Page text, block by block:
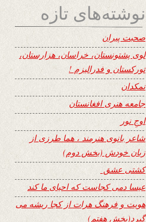
نوشته‌های تازه
صحبت پیران
لوی پشتونستان، خراسان، هزارستان،
تورکستان و فدرالیزم !
نمکدان
جامعه هنری افغانستان
اوجِ نور
شاعر بانوی هنرمند ، هما طرزی از
زبان خودش (بخش دوم)
کشتی عشق
عیسا دمی کجاست که احیای ما کند
هویت و فرهنگ هرات از کجا ریشه می
گیرد(بخش هفتم)